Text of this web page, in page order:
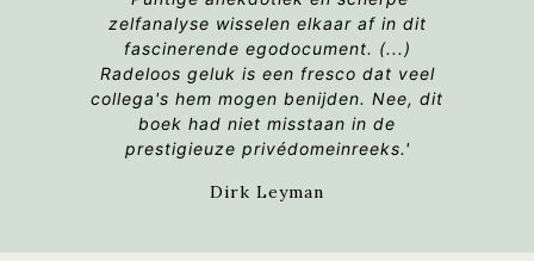
zelfanalyse wisselen elkaar af in dit
fascinerende egodocument. (...)
Radeloos geluk is een fresco dat veel
collega's hem mogen benijden. Nee, dit
boek had niet misstaan in de
prestigieuze privédomeinreeks.'
Dirk Leyman